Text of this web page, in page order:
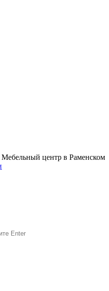
центр в Раменском